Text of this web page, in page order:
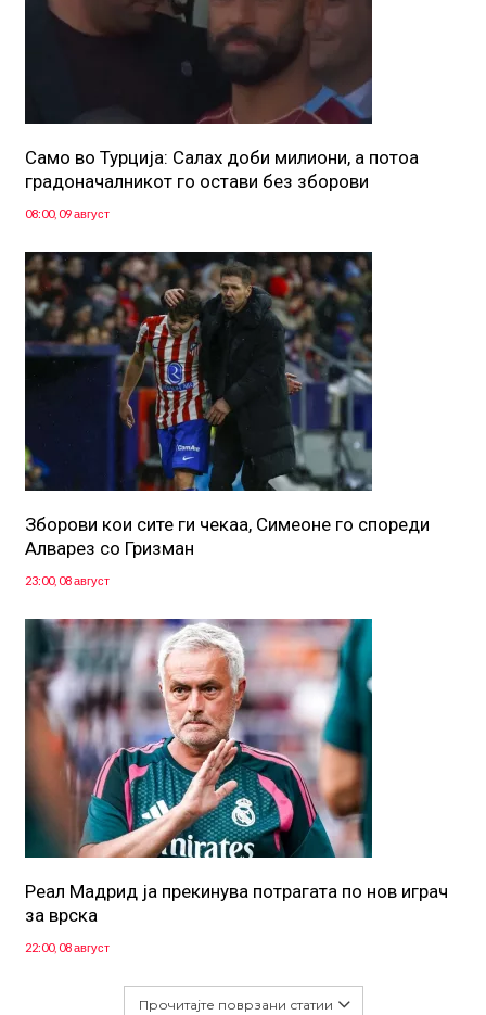
Само во Турција: Салах доби милиони, а потоа
градоначалникот го остави без зборови
08:00, 09 август
Зборови кои сите ги чекаа, Симеоне го спореди
Алварез со Гризман
23:00, 08 август
Реал Мадрид ја прекинува потрагата по нов играч
за врска
22:00, 08 август
Прочитајте поврзани статии